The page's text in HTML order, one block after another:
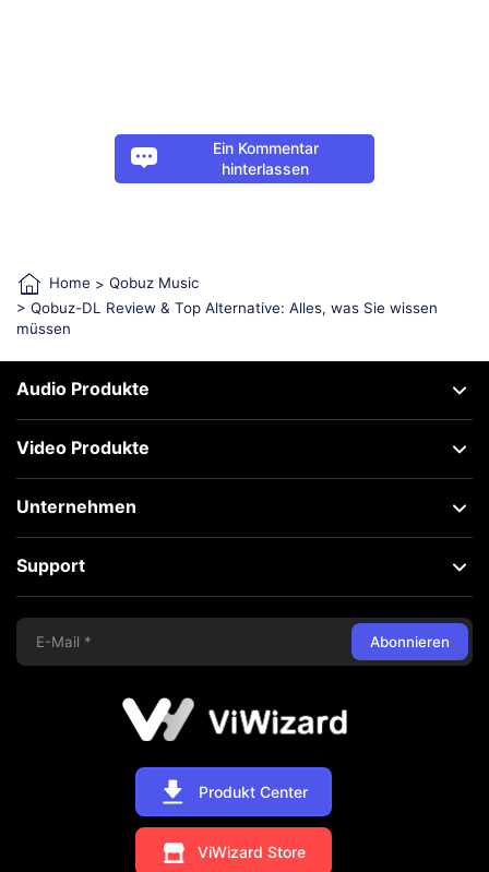
Ein Kommentar
hinterlassen
Home > Qobuz Music
> Qobuz-DL Review & Top Alternative: Alles, was Sie wissen
müssen
Produkt Center
ViWizard Store
Audio Produkte
Video Produkte
Unternehmen
Support
Abonnieren